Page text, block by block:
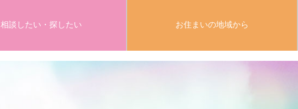
相談したい・探したい お住まいの地域から